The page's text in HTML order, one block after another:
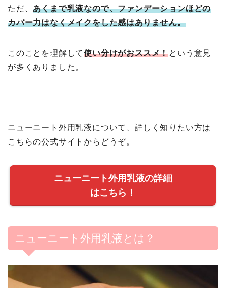
ただ、あくまで乳液なので、ファンデーションほどの
カバー力はなくメイクをした感はありません。
このことを理解して使い分けがおススメ！という意見
が多くありました。
ニューニート外用乳液について、詳しく知りたい方は
こちらの公式サイトからどうぞ。
ニューニート外用乳液の詳細
はこちら！
ニューニート外用乳液とは？